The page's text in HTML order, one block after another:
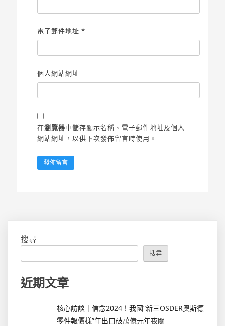
電子郵件地址*
個人網站網址
在瀏覽器中儲存顯示名稱、電子郵件地址及個人
網站網址，以供下次發佈留言時使用。
搜尋
搜尋
近期文章
核心訪談｜信念2024！我國“新三OSDER奧斯德
零件報價樣”年出口破萬億元年夜關